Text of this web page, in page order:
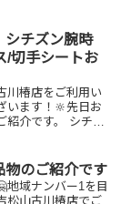
ひ買取大吉松山古
シチズン腕時
/切手シートお
川椿店をご利用い
います！🔆先日お
介です。 シチズ
椿店にお査定させ
物のご紹介です
地域ナンバー1を目
松山古川椿店でご